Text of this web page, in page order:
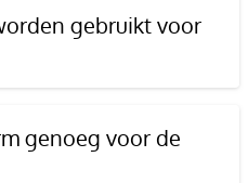
gebruikt voor
genoeg voor de